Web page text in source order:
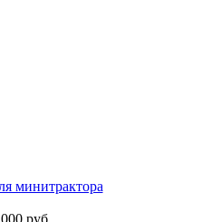
минитрактора
руб.